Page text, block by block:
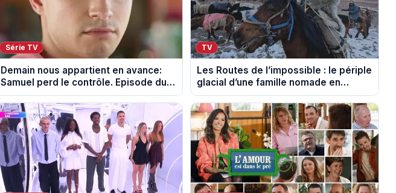
Série TV
Demain nous appartient en avance:
Samuel perd le contrôle. Episode du
10 août 2026.
TV
Les Routes de l’impossible : le périple
glacial d’une famille nomade en
Mongolie